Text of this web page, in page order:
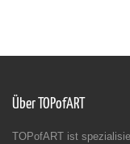
Über TOPofART
TOPofART ist